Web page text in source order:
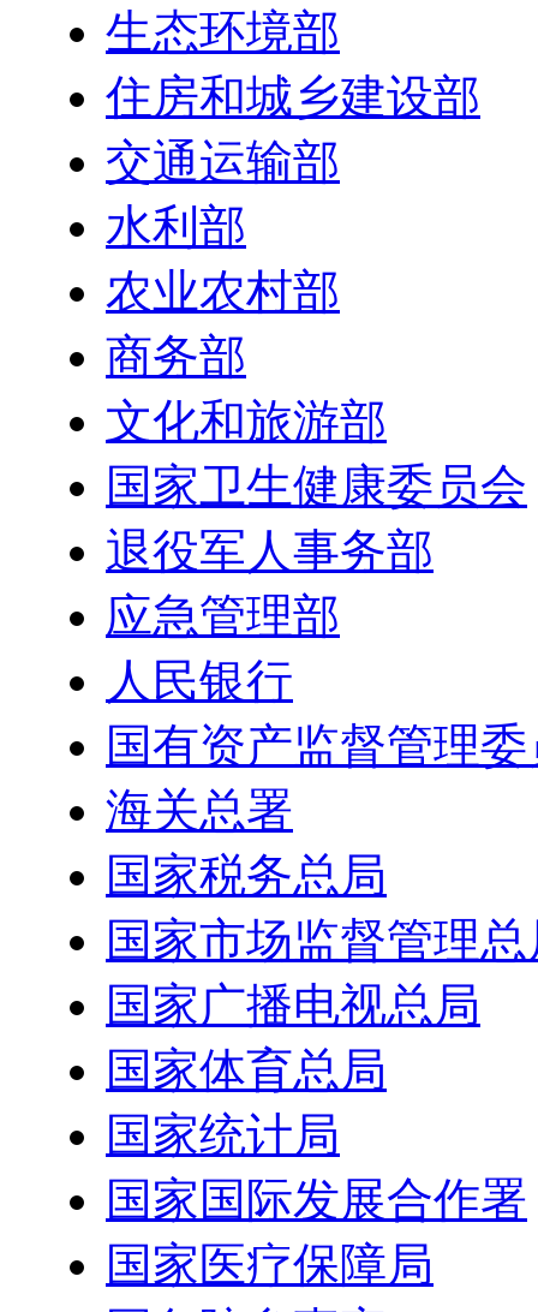
生态环境部
住房和城乡建设部
交通运输部
水利部
农业农村部
商务部
文化和旅游部
国家卫生健康委员会
退役军人事务部
应急管理部
人民银行
国有资产监督管理
海关总署
国家税务总局
国家市场监督管理
国家广播电视总局
国家体育总局
国家统计局
国家国际发展合作署
国家医疗保障局